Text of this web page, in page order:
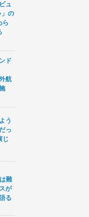
ュ
の
ら
ド
航
う
っ
じ
難
が
る